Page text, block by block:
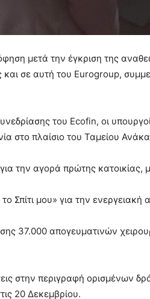
μετά την έγκριση της
σε αυτή του Eurogroup,
του Ecofin, οι
στο πλαίσιο του Ταμείου
την αγορά πρώτης κατοικίας,
Σπίτι μου» για την ενεργειακή
37.000 απογευματινών
στην περιγραφή ορισμένων
20 Δεκεμβρίου.